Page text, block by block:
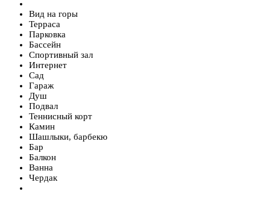
Вид на горы
Терраса
Парковка
Бассейн
Спортивный зал
Интернет
Сад
Гараж
Душ
Подвал
Теннисный корт
Камин
Шашлыки, барбекю
Бар
Балкон
Ванна
Чердак